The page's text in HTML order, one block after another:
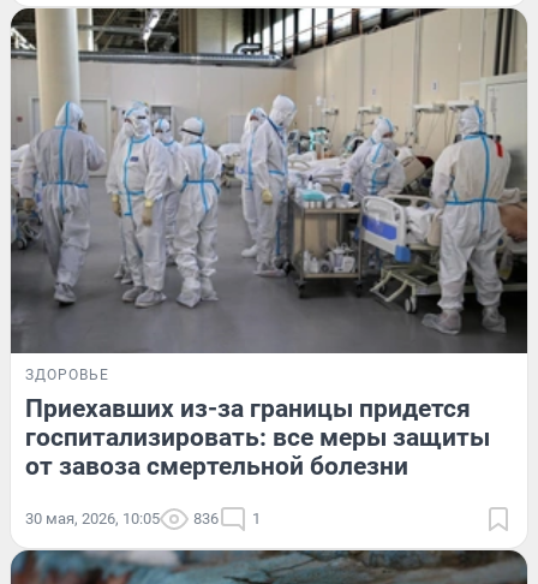
ЗДОРОВЬЕ
Приехавших из-за границы придется
госпитализировать: все меры защиты
от завоза смертельной болезни
30 мая, 2026, 10:05 836 1